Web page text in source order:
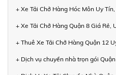
+ Xe Tải Chở Hàng Hóc Môn Uy
+ Xe Tải Chở Hàng Quận 8 Giá Rẻ,
+ Thuê Xe Tải Chở Hàng Quận 12
+ Dịch vụ chuyển nhà trọn gói